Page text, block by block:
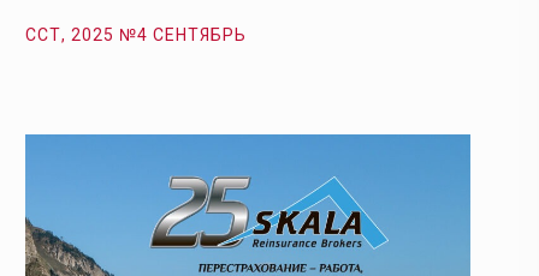
ССТ, 2025 №4 СЕНТЯБРЬ